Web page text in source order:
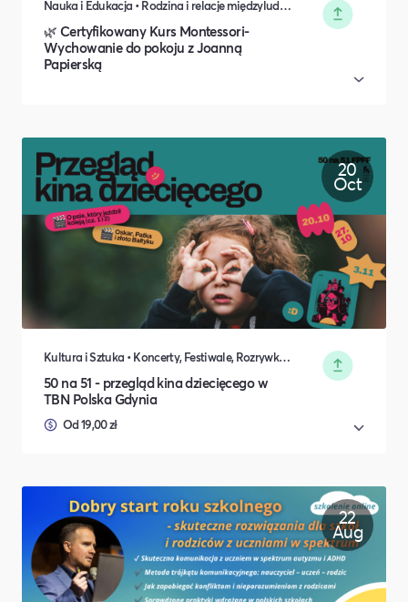
Nauka i Edukacja • Rodzina i relacje międzyludzkie
🌿 Certyfikowany Kurs Montessori-
Wychowanie do pokoju z Joanną
Papierską
20
Oct
Kultura i Sztuka • Koncerty, Festiwale, Rozrywka • Wydarzenia okolicznościowe • Rodzina i relacje międzyludzkie
50 na 51 - przegląd kina dziecięcego w
TBN Polska Gdynia
Od 19,00 zł
22
Aug